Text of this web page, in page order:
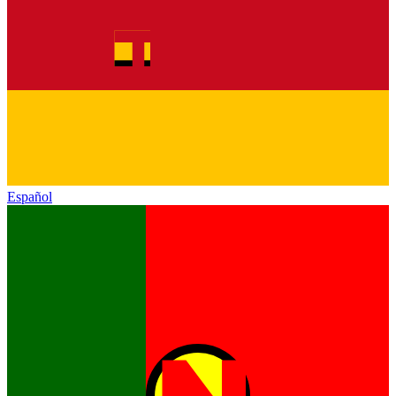
Español